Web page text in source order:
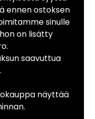
ennen ostoksen
sinulle
on lisätty
saavuttua
näyttää